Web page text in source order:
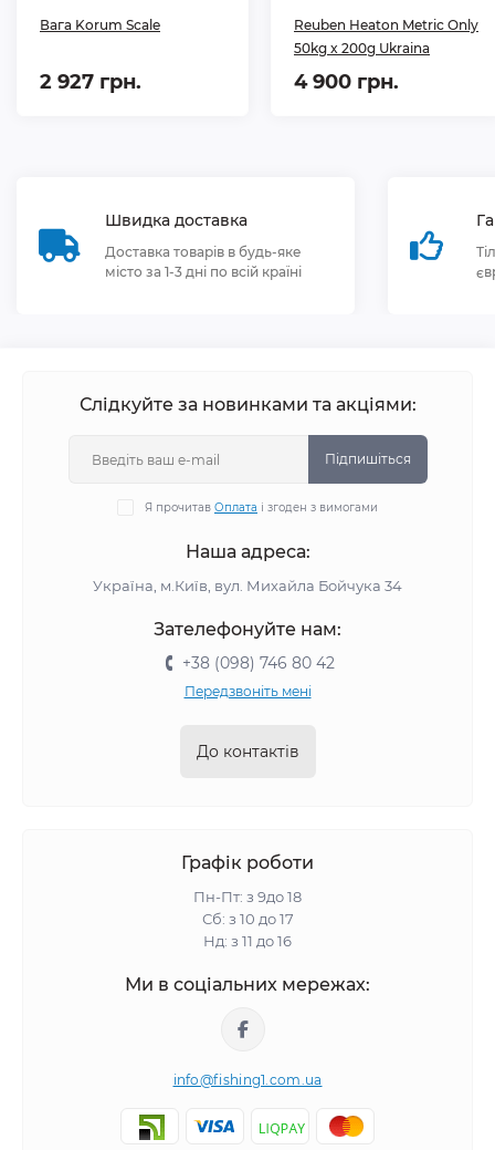
Вага Korum Scale
2 927 грн.
Reuben Heaton Metric Only
50kg x 200g Ukraina
4 900 грн.
Швидка доставка
Доставка товарів в будь-яке
місто за 1-3 дні по всій країні
Слідкуйте за новинками та акціями:
Підпишіться
Я прочитав Оплата і згоден з вимогами
Наша адреса:
Україна, м.Київ, вул. Михайла Бойчука 34
Зателефонуйте нам:
+38 (098) 746 80 42
Передзвоніть мені
До контактів
Графік роботи
Пн-Пт: з 9до 18
Сб: з 10 до 17
Нд: з 11 до 16
Ми в соціальних мережах:
info@fishing1.com.ua